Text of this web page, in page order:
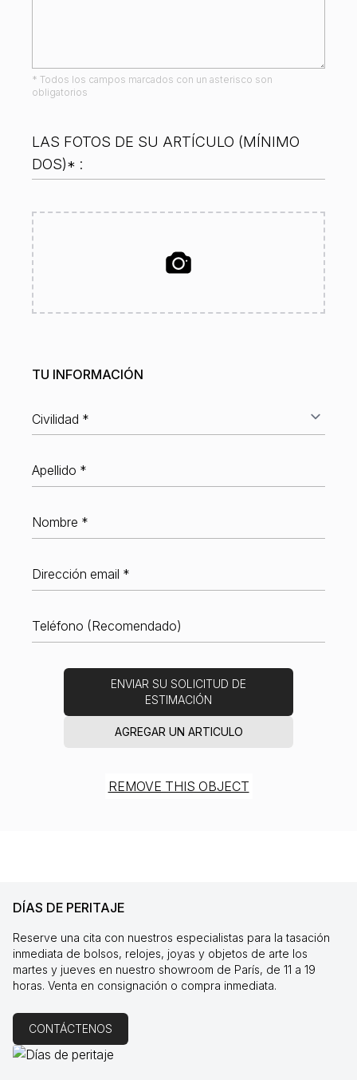
* Todos los campos marcados con un asterisco son
obligatorios
LAS FOTOS DE SU ARTÍCULO (MÍNIMO
DOS)* :
fotografías
TU INFORMACIÓN
ENVIAR SU SOLICITUD DE
ESTIMACIÓN
AGREGAR UN ARTICULO
REMOVE THIS OBJECT
DÍAS DE PERITAJE
Reserve una cita con nuestros especialistas para la tasación
inmediata de bolsos, relojes, joyas y objetos de arte los
martes y jueves en nuestro showroom de París, de 11 a 19
horas. Venta en consignación o compra inmediata.
CONTÁCTENOS